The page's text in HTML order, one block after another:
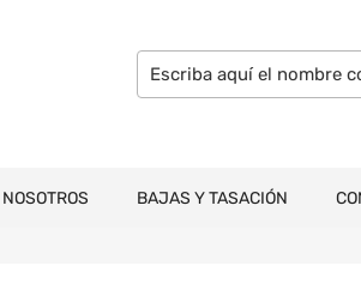
BAJAS Y TASACIÓN